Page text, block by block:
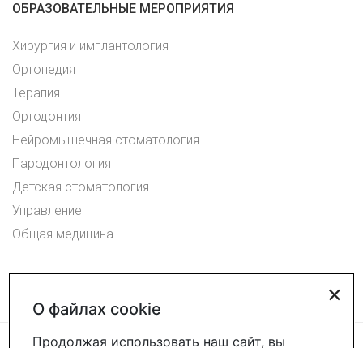
ОБРАЗОВАТЕЛЬНЫЕ МЕРОПРИЯТИЯ
Хирургия и имплантология
Ортопедия
Терапия
Ортодонтия
Нейромышечная стоматология
Пародонтология
Детская стоматология
Управление
Общая медицина
×
О файлах cookie
Продолжая использовать наш сайт, вы